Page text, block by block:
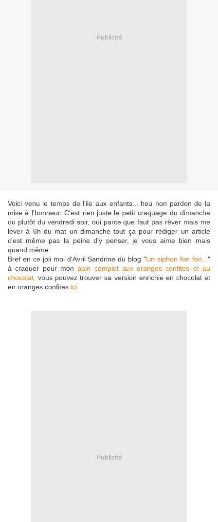
Publicité
Voici venu le temps de l'ile aux enfants... heu non pardon de la
mise à l'honneur. C'est rien juste le petit craquage du dimanche
ou plutôt du vendredi soir, oui parce que faut pas rêver mais me
lever à 6h du mat un dimanche tout ça pour rédiger un article
c'est même pas la peine d'y penser, je vous aime bien mais
quand même...
Bref en ce joli moi d'Avril Sandrine du blog "Un siphon fon fon... "
à craquer pour mon pain complet aux oranges confites et au
chocolat, vous pouvez trouver sa version enrichie en chocolat et
en oranges confites ici
Publicité